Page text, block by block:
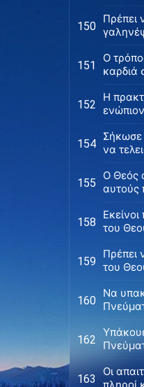
150
Πρέπει
151
Ο
καρδιά
152
H
154
Σήκωσε
να
155
Ο Θεός
αυτούς
158 του
159
Πρέπει
του
160
Να
162
163
Οι